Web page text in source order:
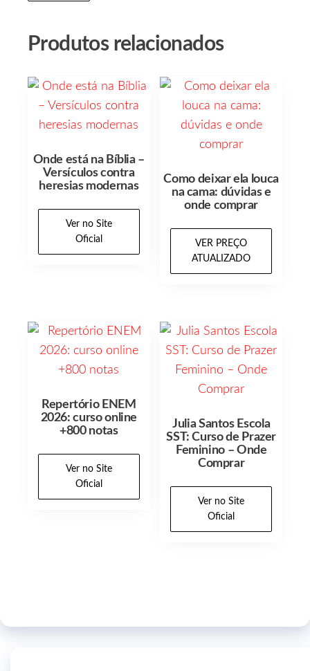
Produtos relacionados
Onde está na Bíblia –
Versículos contra
heresias modernas
Ver no Site
Oficial
Como deixar ela louca
na cama: dúvidas e
onde comprar
VER PREÇO
ATUALIZADO
Repertório ENEM
2026: curso online
+800 notas
Ver no Site
Oficial
Julia Santos Escola
SST: Curso de Prazer
Feminino – Onde
Comprar
Ver no Site
Oficial